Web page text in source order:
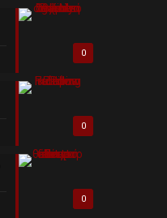
0
0
0